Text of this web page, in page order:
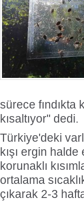
sürece
kısaltıyor" dedi.
Türkiye'deki
kışı ergin
korunaklı
ortalama
çıkarak 2-3